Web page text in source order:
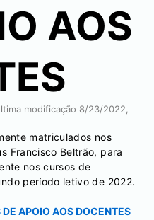
AOS
modificação 8/23/2022,
matriculados nos
Francisco Beltrão, para
nos cursos de
período letivo de 2022.
APOIO AOS DOCENTES